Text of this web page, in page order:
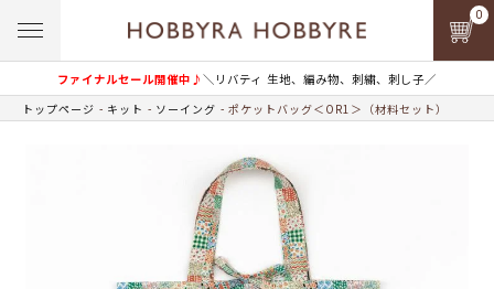
ファイナルセール開催中♪＼リバティ 生地、編み物、刺繍、刺し子／
0
トップページ キット ソーイング ポケットバッグ＜OR1＞（材料セット）